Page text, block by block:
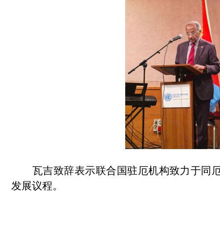
瓦吉致辞表示联合国驻厄机构致力于同
发展议程。